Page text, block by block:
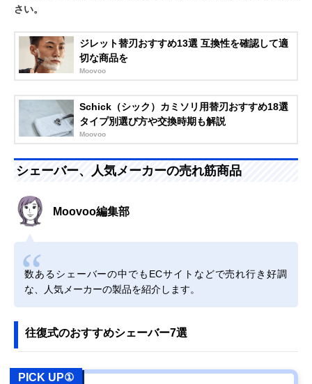
さい。
ジレット替刃おすすめ13選 互換性を確認して適
切な商品を
Moovoo
Schick（シック）カミソリ用替刃おすすめ18選
タイプ別選び方や交換時期も解説
Moovoo
シェーバー、人気メーカーの売れ筋商品
Moovoo編集部
数あるシェーバーの中でもECサイトなどで売れ行き好調
な、人気メーカーの製品を紹介します。
往復式のおすすめシェーバー7選
PICK UP①